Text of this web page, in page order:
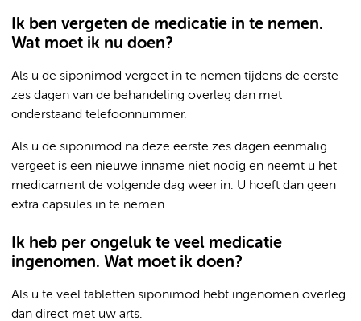
Ik ben vergeten de medicatie in te nemen.
Wat moet ik nu doen?
Als u de siponimod vergeet in te nemen tijdens de eerste
zes dagen van de behandeling overleg dan met
onderstaand telefoonnummer.
Als u de siponimod na deze eerste zes dagen eenmalig
vergeet is een nieuwe inname niet nodig en neemt u het
medicament de volgende dag weer in. U hoeft dan geen
extra capsules in te nemen.
Ik heb per ongeluk te veel medicatie
ingenomen. Wat moet ik doen?
Als u te veel tabletten siponimod hebt ingenomen overleg
dan direct met uw arts.